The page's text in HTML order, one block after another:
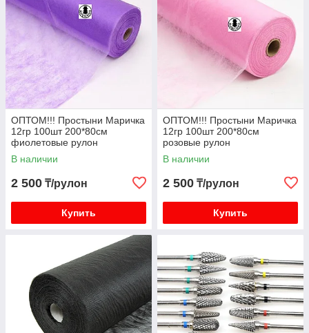
ОПТОМ!!! Простыни Маричка
12гр 100шт 200*80см
фиолетовые рулон
В наличии
2 500 ₸/рулон
Купить
ОПТОМ!!! Простыни Маричка
12гр 100шт 200*80см
розовые рулон
В наличии
2 500 ₸/рулон
Купить